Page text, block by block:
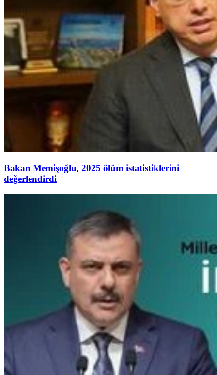
Bakan Memişoğlu, 2025 ölüm istatistiklerini
değerlendirdi